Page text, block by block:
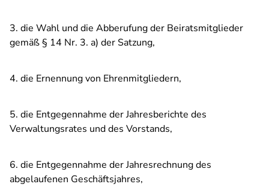
3. die Wahl und die Abberufung der Beiratsmitglieder
gemäß § 14 Nr. 3. a) der Satzung,
4. die Ernennung von Ehrenmitgliedern,
5. die Entgegennahme der Jahresberichte des
Verwaltungsrates und des Vorstands,
6. die Entgegennahme der Jahresrechnung des
abgelaufenen Geschäftsjahres,